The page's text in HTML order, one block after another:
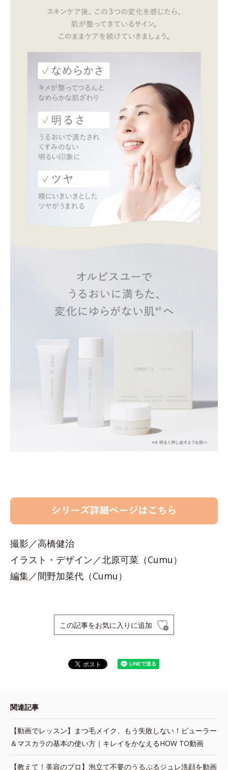
撮影／高橋健治
イラスト・デザイン／北原可菜（Cumu）
編集／間野加菜代（Cumu）
この記事をお気に入りに追加
関連記事
【動画でレッスン】まつ毛メイク、もう失敗しない！ビューラー
＆マスカラの基本の使い方｜キレイをかなえるHOW TO動画
【教えて！美容のプロ】泡立て不要のうるぷるジュレ洗顔を動画